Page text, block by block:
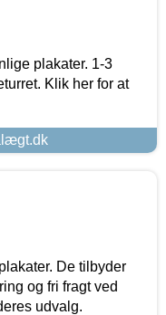
plakater. 1-3
Klik her for at
De tilbyder
og fri fragt ved
udvalg.